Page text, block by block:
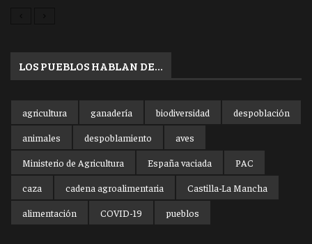
LOS PUEBLOS HABLAN DE…
agricultura ganadería biodiversidad
despoblación
animales
despoblamiento
aves
Ministerio de Agricultura
España vaciada
PAC
caza
cadena agroalimentaria
Castilla-La Mancha
alimentación
COVID-19 pueblos